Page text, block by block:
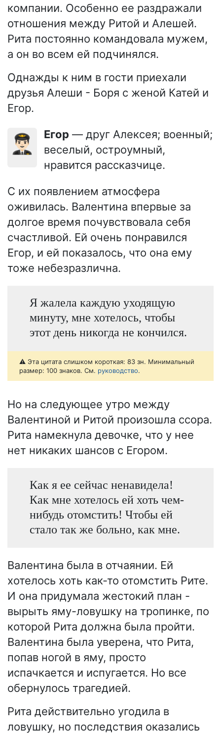
компании. Особенно ее раздражали
отношения между Ритой и Алешей.
Рита постоянно командовала мужем,
а он во всем ей подчинялся.
Однажды к ним в гости приехали
друзья Алеши - Боря с женой Катей и
Егор.
👨🏻‍✈️ Егор — друг Алексея; военный;
веселый, остроумный,
нравится рассказчице.
С их появлением атмосфера
оживилась. Валентина впервые за
долгое время почувствовала себя
счастливой. Ей очень понравился
Егор, и ей показалось, что она ему
тоже небезразлична.
Я жалела каждую уходящую
минуту, мне хотелось, чтобы
этот день никогда не кончился.
⚠️ Эта цитата слишком короткая: 83 зн. Минимальный
размер: 100 знаков. См. руководство.
Но на следующее утро между
Валентиной и Ритой произошла ссора.
Рита намекнула девочке, что у нее
нет никаких шансов с Егором.
Как я ее сейчас ненавидела!
Как мне хотелось ей хоть чем-
нибудь отомстить! Чтобы ей
стало так же больно, как мне.
Валентина была в отчаянии. Ей
хотелось хоть как-то отомстить Рите.
И она придумала жестокий план -
вырыть яму-ловушку на тропинке, по
которой Рита должна была пройти.
Валентина была уверена, что Рита,
попав ногой в яму, просто
испачкается и испугается. Но все
обернулось трагедией.
Рита действительно угодила в
ловушку, но последствия оказались